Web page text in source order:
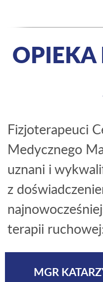
OPIEKA
Fizjoterapeuci
Medycznego
uznani i
z
terapii
MGR